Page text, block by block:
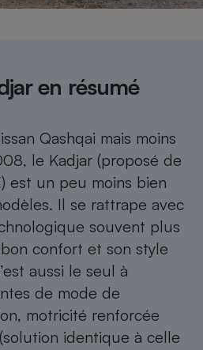
en résumé
Qashqai mais moins
le Kadjar (proposé de
un peu moins bien
Il se rattrape avec
souvent plus
confort et son style
aussi le seul à
de mode de
motricité renforcée
identique à celle